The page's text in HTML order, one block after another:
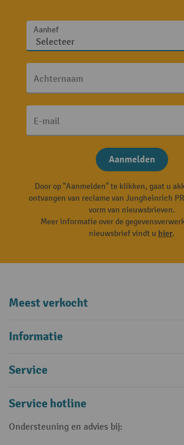
Aanhef
Achternaam
E-mail
Aanmelden
Door op "Aanmelden" te klikken, gaat u
ontvangen van reclame van Jungheinrich
vorm van nieuwsbrieven.
Meer informatie over de
nieuwsbrief vindt u hier.
Meest verkocht
Informatie
Service
Service hotline
Ondersteuning en advies bij: